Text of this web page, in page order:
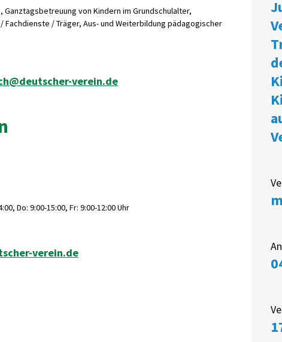
von Kindern im Grundschulalter,
/ Träger, Aus- und Weiterbildung pädagogischer
verein.de
Do: 9:00-15:00, Fr: 9:00-12:00 Uhr
verein.de